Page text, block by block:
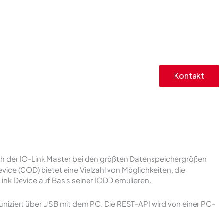
Kontakt
der IO-Link Master bei den größten Datenspeichergrößen
(COD) bietet eine Vielzahl von Möglichkeiten, die
Device auf Basis seiner IODD emulieren.
über USB mit dem PC. Die REST-API wird von einer PC-